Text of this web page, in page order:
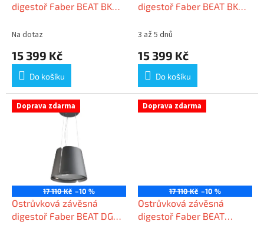
digestoř Faber BEAT BK
Na dotaz
15 399 Kč
Do košíku
digestoř Faber BEAT BK
3 až 5 dnů
15 399 Kč
Do košíku
Doprava zdarma
17 110 Kč –10 %
Ostrůvková závěsná
digestoř Faber BEAT DG
Doprava zdarma
17 110 Kč –10 %
Ostrůvková závěsná
digestoř Faber BEAT